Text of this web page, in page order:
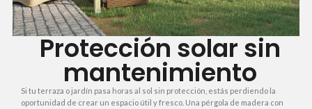
Protección solar sin
mantenimiento
Si tu terraza o jardín pasa horas al sol sin protección, estás perdiendo la
oportunidad de crear un espacio útil y fresco. Una pérgola de madera con